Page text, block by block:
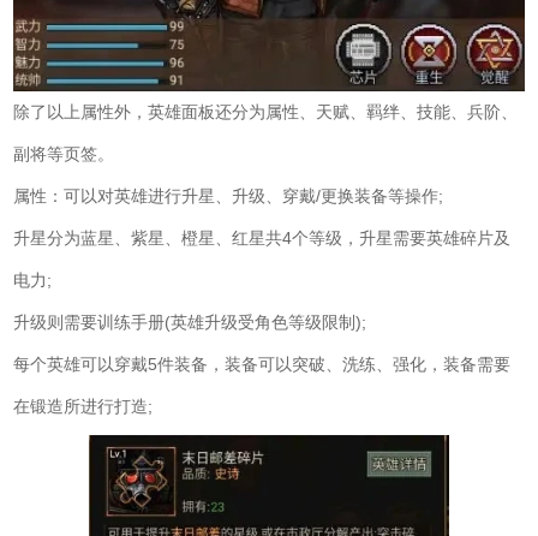
除了以上属性外，英雄面板还分为属性、天赋、羁绊、技能、兵阶、
副将等页签。
属性：可以对英雄进行升星、升级、穿戴/更换装备等操作;
升星分为蓝星、紫星、橙星、红星共4个等级，升星需要英雄碎片及
电力;
升级则需要训练手册(英雄升级受角色等级限制);
每个英雄可以穿戴5件装备，装备可以突破、洗练、强化，装备需要
在锻造所进行打造;